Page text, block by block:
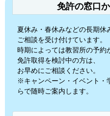
免許の窓口
夏休み・春休みなどの長期
ご相談を受け付けています。
時期によっては教習所の予約
免許取得を検討中の方は、
お早めにご相談ください。
※キャンペーン・イベント・
らで随時ご案内します。